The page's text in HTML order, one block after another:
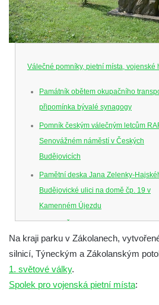
Válečné pomníky, pietní místa, vojenské
Památník obětem okupačního
připomínka bývalé synagogy
Pomník českým válečným letcům
Senovážném náměstí v Českých
Budějovicích
Pamětní deska Jana Zelenky-
Budějovické ulici na domě čp. 19 v
Kamenném Újezdu
Kenotaf Šimona Valhy na starém
Kamenném Újezdě
Kenotaf Václava B. Hájka na starém
hřbitově v Kamenném Újezdě
Pomník obětem válek na Náměstí v
Na kraji parku v Zákolanech,
silnicí, Týneckým a Zákolanským
1. světové války.
Spolek pro vojenská pietní místa: